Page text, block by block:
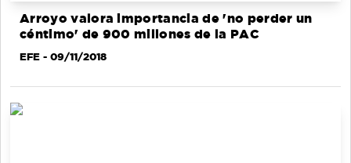
Arroyo valora importancia de 'no perder un
céntimo' de 900 millones de la PAC
EFE - 09/11/2018